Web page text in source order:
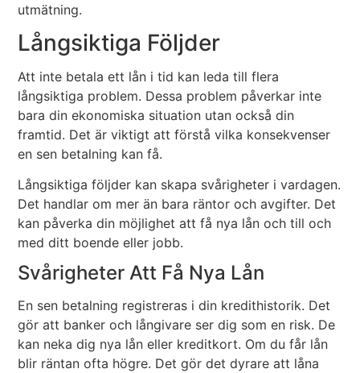
utmätning.
Långsiktiga Följder
Att inte betala ett lån i tid kan leda till flera
långsiktiga problem. Dessa problem påverkar inte
bara din ekonomiska situation utan också din
framtid. Det är viktigt att förstå vilka konsekvenser
en sen betalning kan få.
Långsiktiga följder kan skapa svårigheter i vardagen.
Det handlar om mer än bara räntor och avgifter. Det
kan påverka din möjlighet att få nya lån och till och
med ditt boende eller jobb.
Svårigheter Att Få Nya Lån
En sen betalning registreras i din kredithistorik. Det
gör att banker och långivare ser dig som en risk. De
kan neka dig nya lån eller kreditkort. Om du får lån
blir räntan ofta högre. Det gör det dyrare att låna